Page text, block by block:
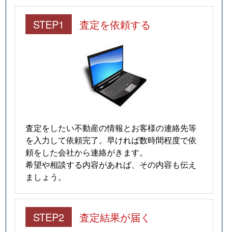
STEP1 査定を依頼する
査定をしたい不動産の情報とお客様の連絡先等
を入力して依頼完了。早ければ数時間程度で依
頼をした会社から連絡がきます。
希望や相談する内容があれば、その内容も伝え
ましょう。
STEP2 査定結果が届く